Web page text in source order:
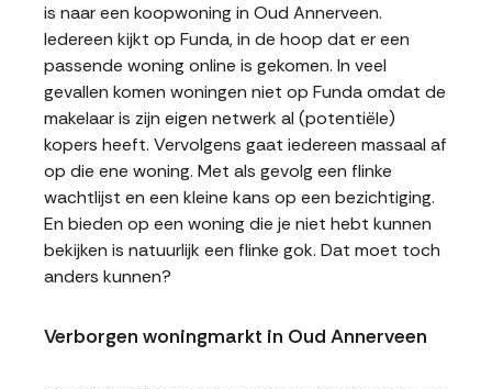
is naar een koopwoning in Oud Annerveen.
Iedereen kijkt op Funda, in de hoop dat er een
passende woning online is gekomen. In veel
gevallen komen woningen niet op Funda omdat de
makelaar is zijn eigen netwerk al (potentiële)
kopers heeft. Vervolgens gaat iedereen massaal af
op die ene woning. Met als gevolg een flinke
wachtlijst en een kleine kans op een bezichtiging.
En bieden op een woning die je niet hebt kunnen
bekijken is natuurlijk een flinke gok. Dat moet toch
anders kunnen?
Verborgen woningmarkt in Oud Annerveen